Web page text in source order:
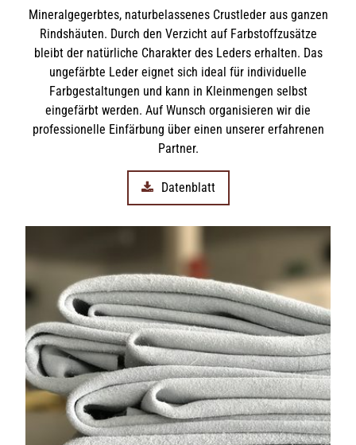
Mineralgegerbtes, naturbelassenes Crustleder aus ganzen
Rindshäuten. Durch den Verzicht auf Farbstoffzusätze
bleibt der natürliche Charakter des Leders erhalten. Das
ungefärbte Leder eignet sich ideal für individuelle
Farbgestaltungen und kann in Kleinmengen selbst
eingefärbt werden. Auf Wunsch organisieren wir die
professionelle Einfärbung über einen unserer erfahrenen
Partner.
Datenblatt